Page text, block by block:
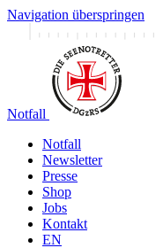
Navigation überspringen
Notfall
Notfall
Newsletter
Presse
Shop
Jobs
Kontakt
EN